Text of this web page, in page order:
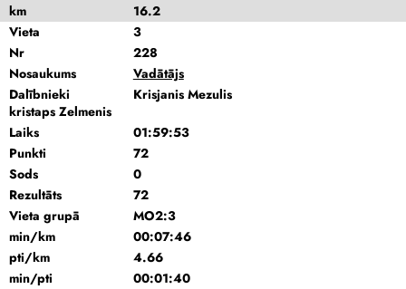
km
16.2
Vieta
3
Nr
228
Nosaukums
Vadātājs
Dalībnieki
Krisjanis Mezulis
kristaps Zelmenis
Laiks
01:59:53
Punkti
72
Sods
0
Rezultāts
72
Vieta grupā
MO2:3
min/km
00:07:46
pti/km
4.66
min/pti
00:01:40